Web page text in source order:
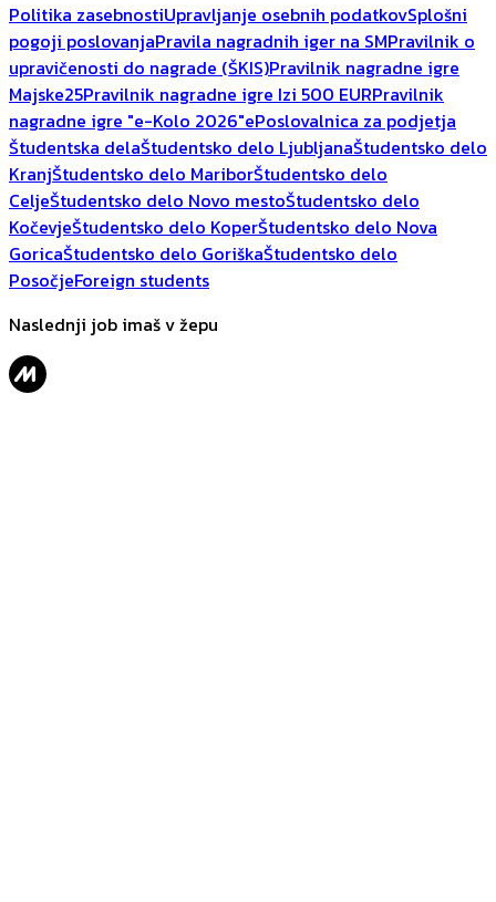
Politika zasebnostiUpravljanje osebnih podatkovSplošni
pogoji poslovanjaPravila nagradnih iger na SMPravilnik o
upravičenosti do nagrade (ŠKIS)Pravilnik nagradne igre
Majske25Pravilnik nagradne igre Izi 500 EURPravilnik
nagradne igre "e-Kolo 2026"ePoslovalnica za podjetja
Študentska delaŠtudentsko delo LjubljanaŠtudentsko delo
KranjŠtudentsko delo MariborŠtudentsko delo
CeljeŠtudentsko delo Novo mestoŠtudentsko delo
KočevjeŠtudentsko delo KoperŠtudentsko delo Nova
GoricaŠtudentsko delo GoriškaŠtudentsko delo
PosočjeForeign students
Naslednji job imaš v žepu